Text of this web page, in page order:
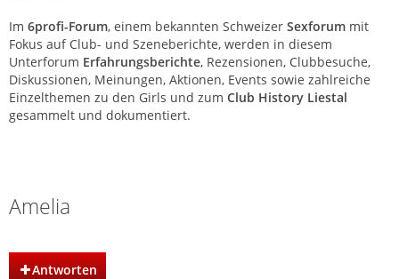
Im 6profi-Forum, einem bekannten Schweizer Sexforum mit
Fokus auf Club- und Szeneberichte, werden in diesem
Unterforum Erfahrungsberichte, Rezensionen, Clubbesuche,
Diskussionen, Meinungen, Aktionen, Events sowie zahlreiche
Einzelthemen zu den Girls und zum Club History Liestal
gesammelt und dokumentiert.
Amelia
Antworten